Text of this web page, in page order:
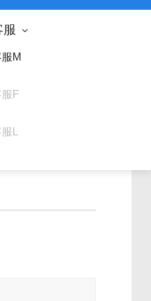
水中的微
。
服
M
服F
L